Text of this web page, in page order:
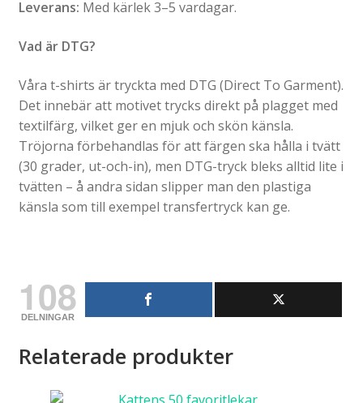
Leverans: Med kärlek 3–5 vardagar.
Vad är DTG?
Våra t-shirts är tryckta med DTG (Direct To Garment).
Det innebär att motivet trycks direkt på plagget med
textilfärg, vilket ger en mjuk och skön känsla.
Tröjorna förbehandlas för att färgen ska hålla i tvätt
(30 grader, ut-och-in), men DTG-tryck bleks alltid lite i
tvätten – å andra sidan slipper man den plastiga
känsla som till exempel transfertryck kan ge.
108
DELNINGAR
Relaterade produkter